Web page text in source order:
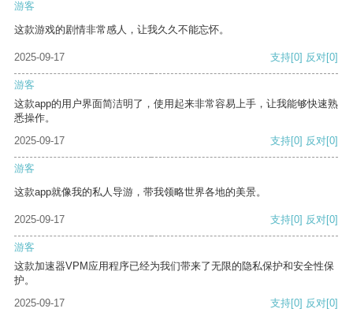
游客
这款游戏的剧情非常感人，让我久久不能忘怀。
2025-09-17 支持[0] 反对[0]
游客
这款app的用户界面简洁明了，使用起来非常容易上手，让我能够快速熟
悉操作。
2025-09-17
支持[0] 反对[0]
游客
这款app就像我的私人导游，带我领略世界各地的美景。
2025-09-17 支持[0] 反对[0]
游客
这款加速器VPM应用程序已经为我们带来了无限的隐私保护和安全性保
护。
2025-09-17
支持[0] 反对[0]